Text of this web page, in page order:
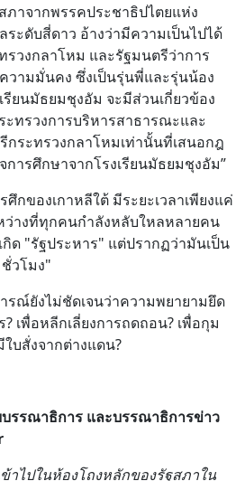
ภาจากพรรคประชาธิปไตยแห่ง
ระดับสี่ดาว อ้างว่ามีความเป็นไปได้
รวงกลาโหม และรัฐมนตรีว่าการ
วามมั่นคง ซึ่งเป็นรุ่นพี่และรุ่นน้อง
ยนมัธยมชุงอัม จะมีส่วนเกี่ยวข้อง
ะทรวงการบริหารสาธารณะและ
ระทรวงกลาโหมเท่านั้นที่เสนอกฎ
การศึกษาจากโรงเรียนมัธยมชุงอัม”
กของเกาหลีใต้ มีระยะเวลาเพียงแค่
ว่างที่ทุกคนกำลังหลับใหลหลายคน
กิด "รัฐประหาร" แต่ปรากฏว่ามันเป็น
วโมง"
รณ์ยังไม่ชัดเจนว่าความพยายามยึด
เพื่อหลีกเลี่ยงการถดถอน? เพื่อกุม
บสั่งจากต่างแดน?
รรณาธิการ และบรรณาธิการข่าว
าไปในห้องโถงหลักของรัฐสภาใน